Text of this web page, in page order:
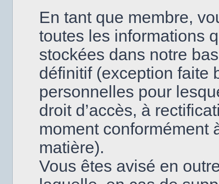
En tant que membre,
toutes les informations
stockées dans notre
définitif (exception faite
personnelles pour
droit d’accès, à
moment conformément
matière).
Vous êtes avisé en